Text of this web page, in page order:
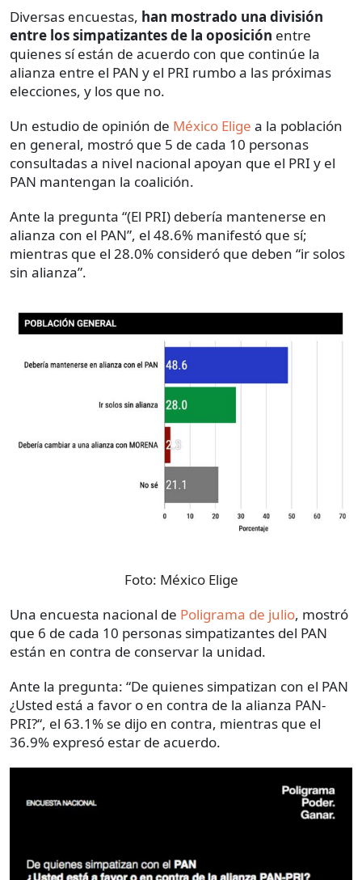
Diversas encuestas, han mostrado una división
entre los simpatizantes de la oposición entre
quienes sí están de acuerdo con que continúe la
alianza entre el PAN y el PRI rumbo a las próximas
elecciones, y los que no.
Un estudio de opinión de México Elige a la población
en general, mostró que 5 de cada 10 personas
consultadas a nivel nacional apoyan que el PRI y el
PAN mantengan la coalición.
Ante la pregunta “(El PRI) debería mantenerse en
alianza con el PAN”, el 48.6% manifestó que sí;
mientras que el 28.0% consideró que deben “ir solos
sin alianza”.
Foto: México Elige
Una encuesta nacional de Poligrama de julio, mostró
que 6 de cada 10 personas simpatizantes del PAN
están en contra de conservar la unidad.
Ante la pregunta: “De quienes simpatizan con el PAN
¿Usted está a favor o en contra de la alianza PAN-
PRI?“, el 63.1% se dijo en contra, mientras que el
36.9% expresó estar de acuerdo.